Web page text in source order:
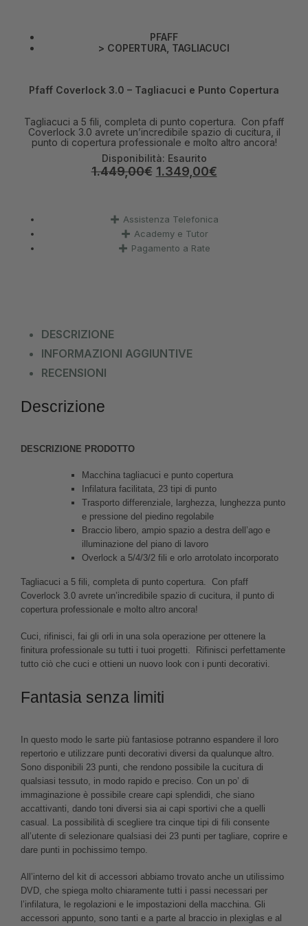
PFAFF
> COPERTURA TAGLIACUCI
Pfaff Coverlock 3.0 – Tagliacuci e Punto Copertura
Tagliacuci a 5 fili, completa di punto copertura. Con pfaff
Coverlock 3.0 avrete un’incredibile spazio di cucitura, il
punto di copertura professionale e molto altro ancora!
Disponibilità: Esaurito
1.449,00€ 1.349,00€
Assistenza Telefonica
Academy e Tutor
Pagamento a Rate
DESCRIZIONE
INFORMAZIONI AGGIUNTIVE
RECENSIONI
Descrizione
DESCRIZIONE PRODOTTO
Macchina tagliacuci e punto copertura
Infilatura facilitata, 23 tipi di punto
Trasporto differenziale, larghezza, lunghezza punto
e pressione del piedino regolabile
Braccio libero, ampio spazio a destra dell’ago e
illuminazione del piano di lavoro
Overlock a 5/4/3/2 fili e orlo arrotolato incorporato
Tagliacuci a 5 fili, completa di punto copertura. Con pfaff
Coverlock 3.0 avrete un’incredibile spazio di cucitura, il punto di
copertura professionale e molto altro ancora!
Cuci, rifinisci, fai gli orli in una sola operazione per ottenere la
finitura professionale su tutti i tuoi progetti. Rifinisci perfettamente
tutto ciò che cuci e ottieni un nuovo look con i punti decorativi.
Fantasia senza limiti
In questo modo le sarte più fantasiose potranno espandere il loro
repertorio e utilizzare punti decorativi diversi da qualunque altro.
Sono disponibili 23 punti, che rendono possibile la cucitura di
qualsiasi tessuto, in modo rapido e preciso. Con un po’ di
immaginazione è possibile creare capi splendidi, che siano
accattivanti, dando toni diversi sia ai capi sportivi che a quelli
casual. La possibilità di scegliere tra cinque tipi di fili consente
all’utente di selezionare qualsiasi dei 23 punti per tagliare, coprire e
dare punti in pochissimo tempo.
All’interno del kit di accessori abbiamo trovato anche un utilissimo
DVD, che spiega molto chiaramente tutti i passi necessari per
l’infilatura, le regolazioni e le impostazioni della macchina. Gli
accessori appunto, sono tanti e a parte al braccio in plexiglas e al